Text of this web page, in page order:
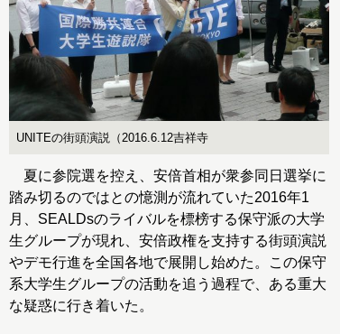
UNITEの街頭演説（2016.6.12吉祥寺
夏に参院選を控え、安倍首相が衆参同日選挙に
踏み切るのではとの憶測が流れていた2016年1
月、SEALDsのライバルを標榜する保守派の大学
生グループが現れ、安倍政権を支持する街頭演説
やデモ行進を全国各地で展開し始めた。この保守
系大学生グループの活動を追う過程で、ある重大
な疑惑に行き着いた。